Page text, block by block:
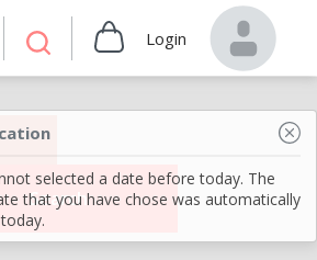
Login
selected a date before today. The
that you have chose was automatically
Search